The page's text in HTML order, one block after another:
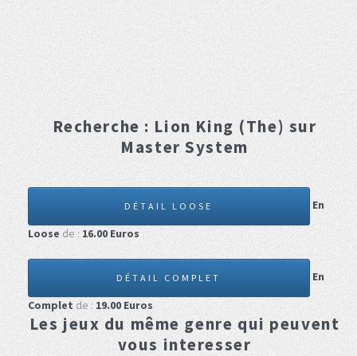
Recherche : Lion King (The) sur
Master System
DÉTAIL LOOSE
En
Loose de : 16.00 Euros
DÉTAIL COMPLET
En
Complet de : 19.00 Euros
Les jeux du même genre qui peuvent
vous interesser